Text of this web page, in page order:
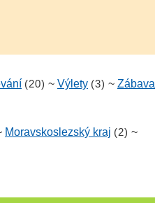
(20) ~ Výlety (3) ~ Zábava
Moravskoslezský kraj (2) ~